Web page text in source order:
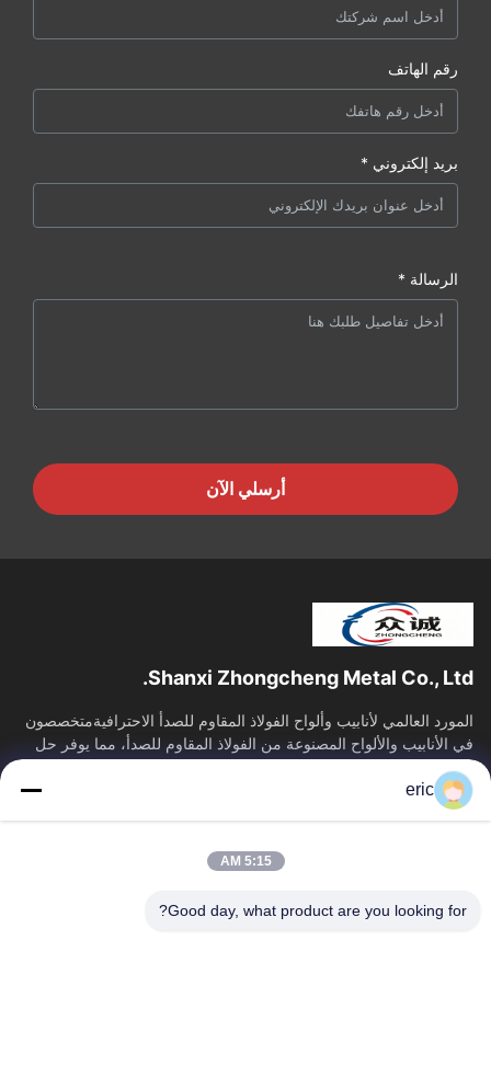
رقم الهاتف
بريد إلكتروني *
الرسالة *
أرسلي الآن
Shanxi Zhongcheng Metal Co., Ltd.
المورد العالمي لأنابيب وألواح الفولاذ المقاوم للصدأ الاحترافيةمتخصصون
في الأنابيب والألواح المصنوعة من الفولاذ المقاوم للصدأ، مما يوفر حل
توريد...
روابط سريعة
جولة في المعمل
ضبط الجودة
اتصل بنا
eric
5:15 AM
Good day, what product are you looking for?